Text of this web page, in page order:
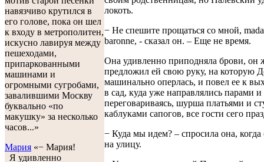
навязчиво крутился в
его голове, пока он шел
к входу в метрополитен,
искусно лавируя между
пешеходами,
припаркованными
машинами и
огромными сугробами,
завалившими Москву
буквально «по
макушку» за несколько
часов...»
Мария «− Мария!
Я удивленно
локоть.
− Не спешите прощаться со мной,
baronne, - сказал он. – Еще не время.
Она удивленно приподняла брови, он
предложил ей свою руку, на которую
машинально оперлась, и повел ее к
в сад, куда уже направлялись парами
переговариваясь, шурша платьями и
каблуками сапогов, все гости сего
− Куда мы идем? – спросила она,
на улицу.